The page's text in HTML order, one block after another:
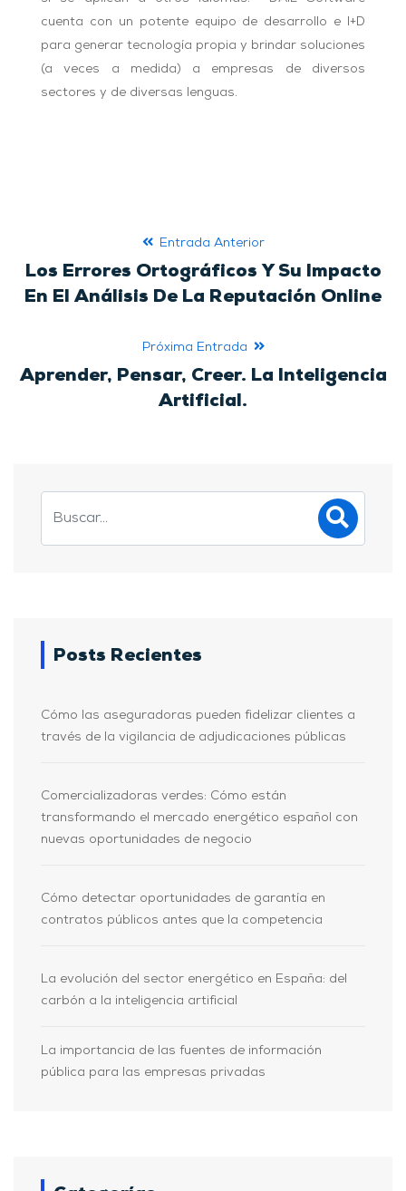
cuenta con un potente equipo de desarrollo e I+D
para generar tecnología propia y brindar soluciones
(a veces a medida) a empresas de diversos
sectores y de diversas lenguas.
Entrada Anterior
Los Errores Ortográficos Y Su Impacto
En El Análisis De La Reputación Online
Próxima Entrada
Aprender, Pensar, Creer. La Inteligencia
Artificial.
Posts Recientes
Cómo las aseguradoras pueden fidelizar clientes a
través de la vigilancia de adjudicaciones públicas
Comercializadoras verdes: Cómo están
transformando el mercado energético español con
nuevas oportunidades de negocio
Cómo detectar oportunidades de garantía en
contratos públicos antes que la competencia
La evolución del sector energético en España: del
carbón a la inteligencia artificial
La importancia de las fuentes de información
pública para las empresas privadas